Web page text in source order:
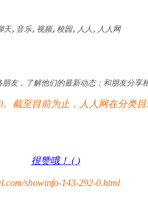
,音乐,视频,校园,人人,人人网
，了解他们的最新动态；和朋友分享
截至目前为止，人人网在分类
很赞哦！ ( )
showinfo-143-292-0.html